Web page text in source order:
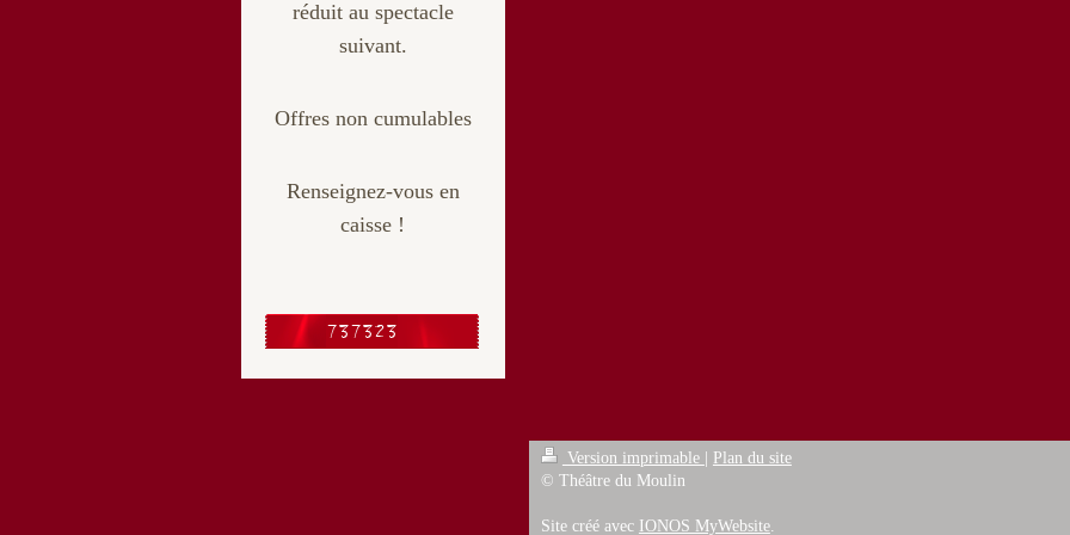
réduit au spectacle
suivant.
Offres non cumulables
Renseignez-vous en
caisse !
Version imprimable
Plan du site
© Théâtre du Moulin
Site créé avec IONOS MyWebsite.